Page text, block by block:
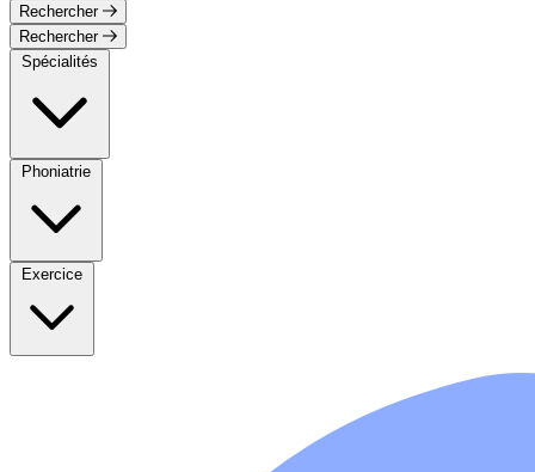
Rechercher
Rechercher
Spécialités
Phoniatrie
Exercice